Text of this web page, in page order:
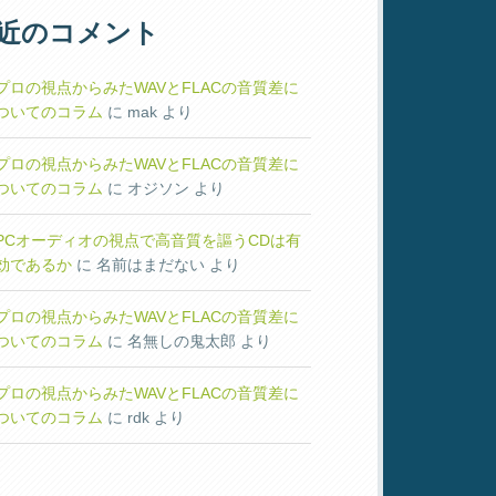
のコメント
ロの視点からみたWAVとFLACの音質差に
いてのコラム に mak より
ロの視点からみたWAVとFLACの音質差に
いてのコラム に オジソン より
オーディオの視点で高音質を謳うCDは有
であるか に 名前はまだない より
ロの視点からみたWAVとFLACの音質差に
いてのコラム に 名無しの鬼太郎 より
ロの視点からみたWAVとFLACの音質差に
いてのコラム に rdk より